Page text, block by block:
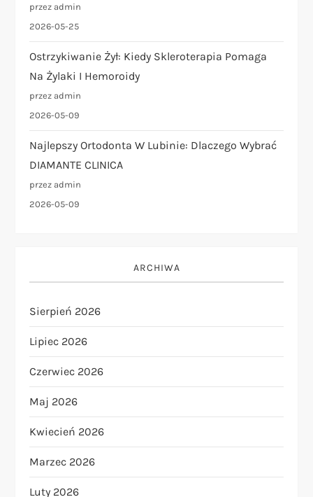
przez admin
2026-05-25
Ostrzykiwanie Żył: Kiedy Skleroterapia Pomaga
Na Żylaki I Hemoroidy
przez admin
2026-05-09
Najlepszy Ortodonta W Lubinie: Dlaczego Wybrać
DIAMANTE CLINICA
przez admin
2026-05-09
ARCHIWA
Sierpień 2026
Lipiec 2026
Czerwiec 2026
Maj 2026
Kwiecień 2026
Marzec 2026
Luty 2026